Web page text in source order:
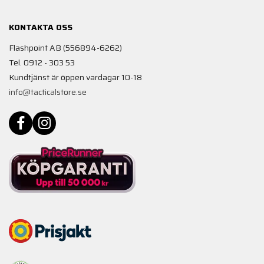
KONTAKTA OSS
Flashpoint AB (556894-6262)
Tel. 0912 - 303 53
Kundtjänst är öppen vardagar 10-18
info@tacticalstore.se